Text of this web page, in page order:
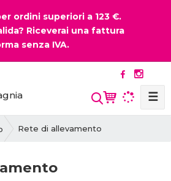
ordini superiori a 123 €.
Riceverai una fattura
senza IVA.
☰
Rete di allevamento